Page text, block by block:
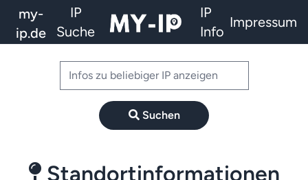
my-
ip.de
IP
Suche
IP
Info
Impressum
Suchen
Standortinformationen